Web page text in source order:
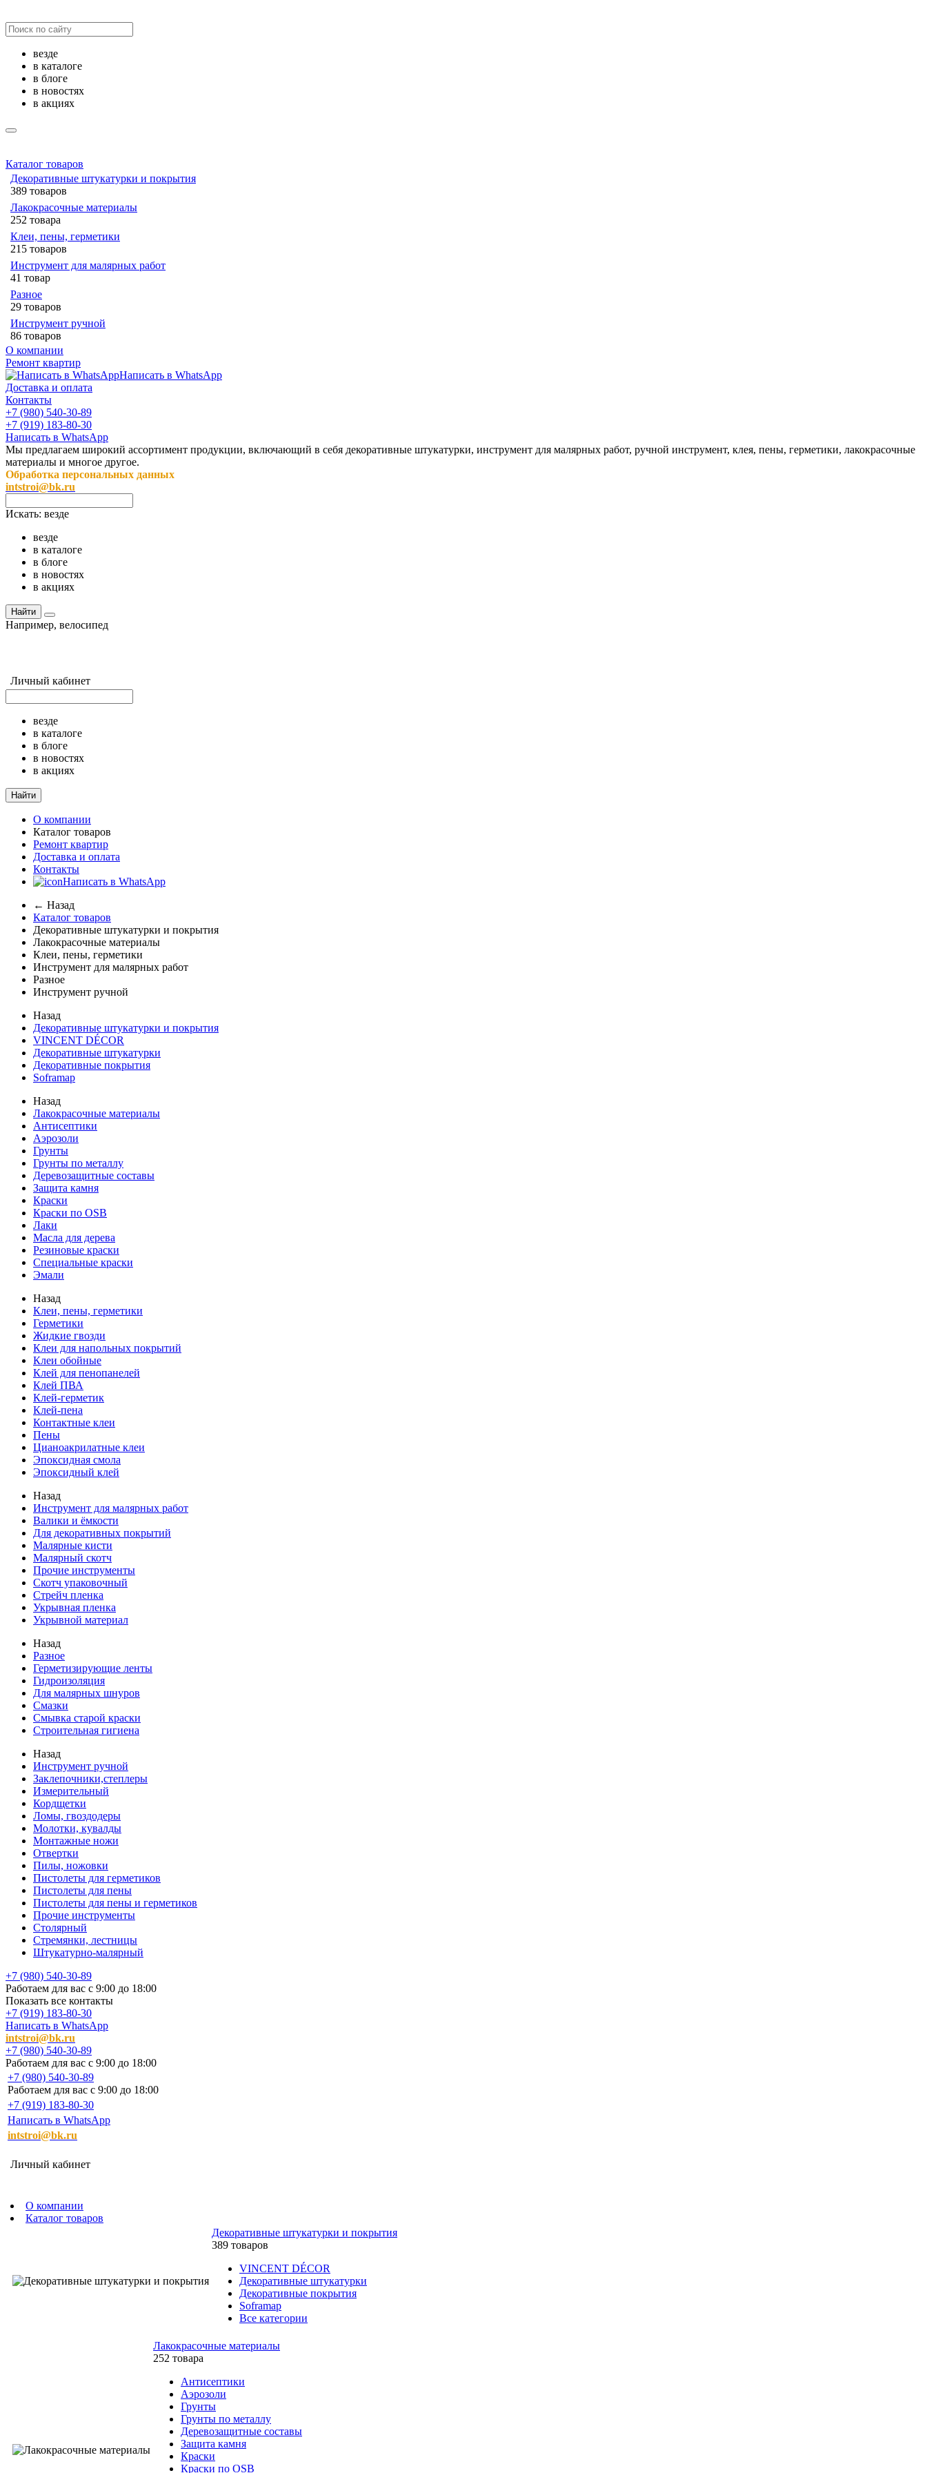
везде
в каталоге
в блоге
в новостях
в акциях
Каталог товаров
Декоративные штукатурки и покрытия
389 товаров
Лакокрасочные материалы
252 товара
Клеи, пены, герметики
215 товаров
Инструмент для малярных работ
41 товар
Разное
29 товаров
Инструмент ручной
86 товаров
О компании
Ремонт квартир
Написать в WhatsApp
Доставка и оплата
Контакты
+7 (980) 540-30-89
+7 (919) 183-80-30
Написать в WhatsApp
Мы предлагаем широкий ассортимент продукции, включающий в себя декоративные штукатурки, инструмент для малярных работ, ручной инструмент, клея, пены, герметики, лакокрасочные
материалы и многое другое.
Обработка персональных данных
intstroi@bk.ru
Искать: везде
везде
в каталоге
в блоге
в новостях
в акциях
Найти
Например, велосипед
Личный кабинет
везде
в каталоге
в блоге
в новостях
в акциях
Найти
О компании
Каталог товаров
Ремонт квартир
Доставка и оплата
Контакты
Написать в WhatsApp
← Назад
Каталог товаров
Декоративные штукатурки и покрытия
Лакокрасочные материалы
Клеи, пены, герметики
Инструмент для малярных работ
Разное
Инструмент ручной
Назад
Декоративные штукатурки и покрытия
VINCENT DÉCOR
Декоративные штукатурки
Декоративные покрытия
Soframap
Назад
Лакокрасочные материалы
Антисептики
Аэрозоли
Грунты
Грунты по металлу
Деревозащитные составы
Защита камня
Краски
Краски по OSB
Лаки
Масла для дерева
Резиновые краски
Специальные краски
Эмали
Назад
Клеи, пены, герметики
Герметики
Жидкие гвозди
Клеи для напольных покрытий
Клеи обойные
Клей для пенопанелей
Клей ПВА
Клей-герметик
Клей-пена
Контактные клеи
Пены
Цианоакрилатные клеи
Эпоксидная смола
Эпоксидный клей
Назад
Инструмент для малярных работ
Валики и ёмкости
Для декоративных покрытий
Малярные кисти
Малярный скотч
Прочие инструменты
Скотч упаковочный
Стрейч пленка
Укрывная пленка
Укрывной материал
Назад
Разное
Герметизирующие ленты
Гидроизоляция
Для малярных шнуров
Смазки
Смывка старой краски
Строительная гигиена
Назад
Инструмент ручной
Заклепочники,степлеры
Измерительный
Кордщетки
Ломы, гвоздодеры
Молотки, кувалды
Монтажные ножи
Отвертки
Пилы, ножовки
Пистолеты для герметиков
Пистолеты для пены
Пистолеты для пены и герметиков
Прочие инструменты
Столярный
Стремянки, лестницы
Штукатурно-малярный
+7 (980) 540-30-89
Работаем для вас с 9:00 до 18:00
Показать все контакты
+7 (919) 183-80-30
Написать в WhatsApp
intstroi@bk.ru
+7 (980) 540-30-89
Работаем для вас с 9:00 до 18:00
+7 (980) 540-30-89
Работаем для вас с 9:00 до 18:00
+7 (919) 183-80-30
Написать в WhatsApp
intstroi@bk.ru
Личный кабинет
О компании
Каталог товаров
Декоративные штукатурки и покрытия
389 товаров
VINCENT DÉCOR
Декоративные штукатурки
Декоративные покрытия
Soframap
Все категории
Лакокрасочные материалы
252 товара
Антисептики
Аэрозоли
Грунты
Грунты по металлу
Деревозащитные составы
Защита камня
Краски
Краски по OSB